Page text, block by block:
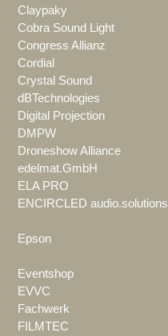
Claypaky
Cobra Sound Light
Congress Allianz
Cordial
Crystal Sound
dBTechnologies
Digital Projection
DMPW
Droneshow Alliance
edelmat.GmbH
ELA PRO
ENCIRCLED audio.solutions
Epson
Eventshop
EVVC
Fachwerk
FILMTEC